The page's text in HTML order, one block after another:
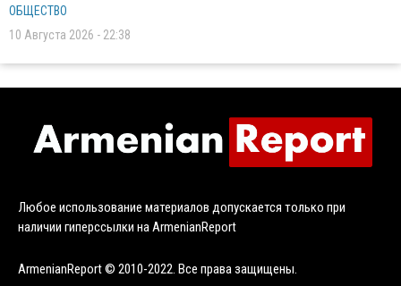
ОБЩЕСТВО
10 Августа 2026 - 22:38
Любое использование материалов допускается только при
наличии гиперссылки на ArmenianReport
ArmenianReport © 2010-2022. Все права защищены.